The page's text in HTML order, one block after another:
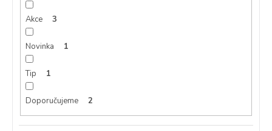
Akce 3
Novinka 1
Tip 1
Doporučujeme 2